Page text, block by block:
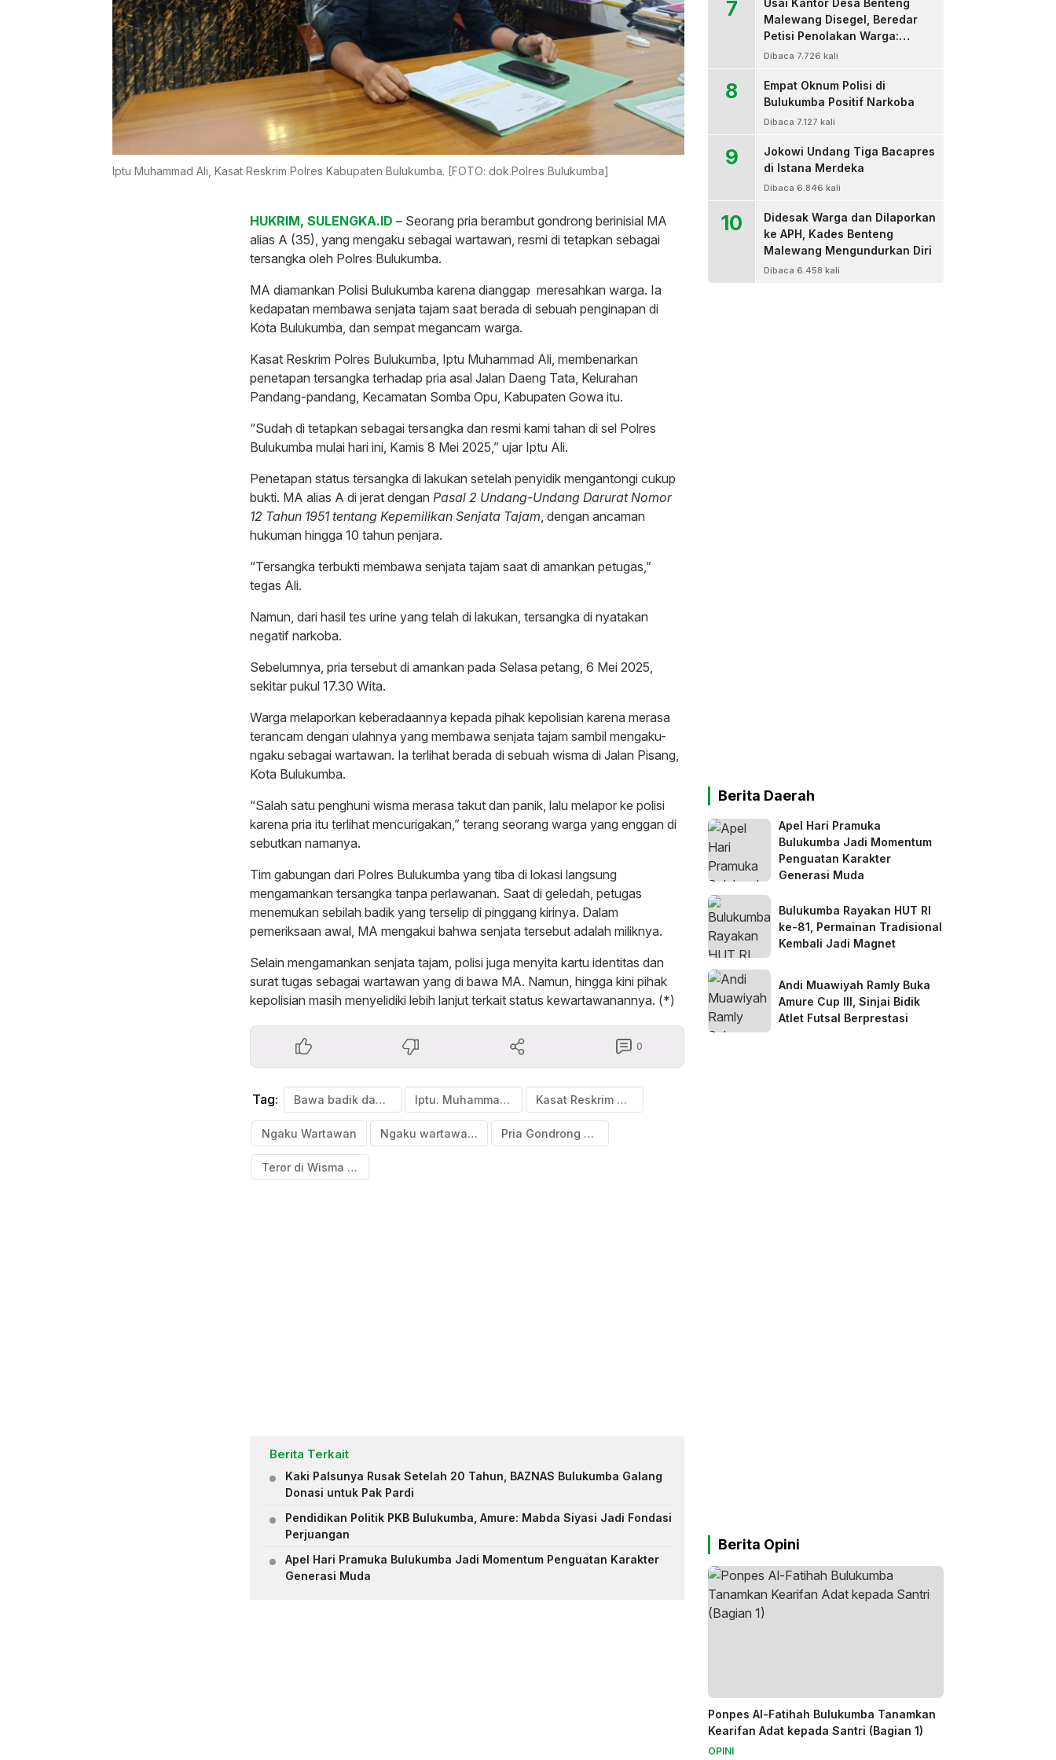
Iptu Muhammad Ali, Kasat Reskrim Polres Kabupaten Bulukumba. [FOTO: dok.Polres Bulukumba]
HUKRIM, SULENGKA.ID – Seorang pria berambut gondrong berinisial MA
alias A (35), yang mengaku sebagai wartawan, resmi di tetapkan sebagai
tersangka oleh Polres Bulukumba.
MA diamankan Polisi Bulukumba karena dianggap meresahkan warga. Ia
kedapatan membawa senjata tajam saat berada di sebuah penginapan di
Kota Bulukumba, dan sempat megancam warga.
Kasat Reskrim Polres Bulukumba, Iptu Muhammad Ali, membenarkan
penetapan tersangka terhadap pria asal Jalan Daeng Tata, Kelurahan
Pandang-pandang, Kecamatan Somba Opu, Kabupaten Gowa itu.
“Sudah di tetapkan sebagai tersangka dan resmi kami tahan di sel Polres
Bulukumba mulai hari ini, Kamis 8 Mei 2025,” ujar Iptu Ali.
Penetapan status tersangka di lakukan setelah penyidik mengantongi cukup
bukti. MA alias A di jerat dengan Pasal 2 Undang-Undang Darurat Nomor
12 Tahun 1951 tentang Kepemilikan Senjata Tajam , dengan ancaman
hukuman hingga 10 tahun penjara.
“Tersangka terbukti membawa senjata tajam saat di amankan petugas,”
tegas Ali.
Namun, dari hasil tes urine yang telah di lakukan, tersangka di nyatakan
negatif narkoba.
Sebelumnya, pria tersebut di amankan pada Selasa petang, 6 Mei 2025,
sekitar pukul 17.30 Wita.
Warga melaporkan keberadaannya kepada pihak kepolisian karena merasa
terancam dengan ulahnya yang membawa senjata tajam sambil mengaku-
ngaku sebagai wartawan. Ia terlihat berada di sebuah wisma di Jalan Pisang,
Kota Bulukumba.
“Salah satu penghuni wisma merasa takut dan panik, lalu melapor ke polisi
karena pria itu terlihat mencurigakan,” terang seorang warga yang enggan di
sebutkan namanya.
Tim gabungan dari Polres Bulukumba yang tiba di lokasi langsung
mengamankan tersangka tanpa perlawanan. Saat di geledah, petugas
menemukan sebilah badik yang terselip di pinggang kirinya. Dalam
pemeriksaan awal, MA mengakui bahwa senjata tersebut adalah miliknya.
Selain mengamankan senjata tajam, polisi juga menyita kartu identitas dan
surat tugas sebagai wartawan yang di bawa MA. Namun, hingga kini pihak
kepolisian masih menyelidiki lebih lanjut terkait status kewartawanannya. (*)
0
Tag: Bawa badik dan ngaku wartawan Iptu. Muhammad Ali Kasat Reskrim Polres Bulukumba
Ngaku Wartawan Ngaku wartawan dan teror warga Pria Gondrong ngaku wartawan di Bulukumba ditetapkan tersangka
Teror di Wisma Bulukumba
Berita Terkait
Kaki Palsunya Rusak Setelah 20 Tahun, BAZNAS Bulukumba Galang
Donasi untuk Pak Pardi
Pendidikan Politik PKB Bulukumba, Amure: Mabda Siyasi Jadi Fondasi
Perjuangan
Apel Hari Pramuka Bulukumba Jadi Momentum Penguatan Karakter
Generasi Muda
7
Usai Kantor Desa Benteng
Malewang Disegel, Beredar
Petisi Penolakan Warga:
Sekretaris Hingga BPD Turut
Dibaca 7.726 kali
8
Empat Oknum Polisi di
Bulukumba Positif Narkoba
Dibaca 7.127 kali
9
Jokowi Undang Tiga Bacapres
di Istana Merdeka
Dibaca 6.846 kali
10
Didesak Warga dan Dilaporkan
ke APH, Kades Benteng
Malewang Mengundurkan Diri
Dibaca 6.458 kali
Berita Daerah
Apel Hari Pramuka
Bulukumba Jadi Momentum
Penguatan Karakter
Generasi Muda
Bulukumba Rayakan HUT RI
ke-81, Permainan Tradisional
Kembali Jadi Magnet
Andi Muawiyah Ramly Buka
Amure Cup III, Sinjai Bidik
Atlet Futsal Berprestasi
Berita Opini
Ponpes Al-Fatihah Bulukumba Tanamkan
Kearifan Adat kepada Santri (Bagian 1)
OPINI